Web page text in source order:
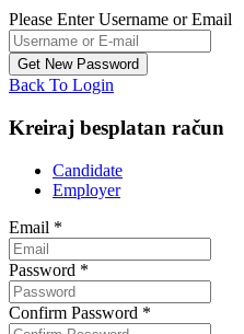
Please Enter Username or Email
Back To Login
Kreiraj besplatan račun
Candidate
Employer
Email *
Password *
Confirm Password *